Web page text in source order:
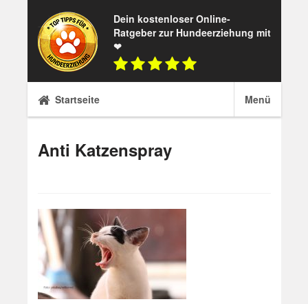
content
Dein kostenloser Online-
Ratgeber zur Hundeerziehung mit
❤
Startseite Menü
Anti Katzenspray